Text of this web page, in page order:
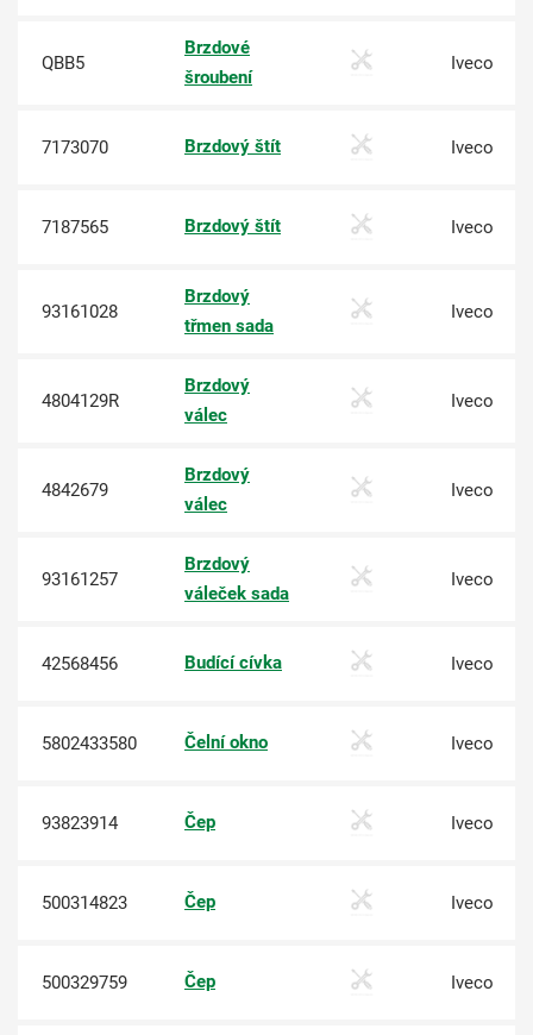
QBB5
Brzdové
šroubení
Iveco
7173070 Brzdový štít Iveco
7187565 Brzdový štít Iveco
93161028
Brzdový
třmen sada
Iveco
4804129R
Brzdový
válec
Iveco
4842679
Brzdový
válec
Iveco
93161257
Brzdový
váleček sada
Iveco
42568456 Budící cívka Iveco
5802433580 Čelní okno Iveco
93823914 Čep Iveco
500314823 Čep Iveco
500329759 Čep Iveco